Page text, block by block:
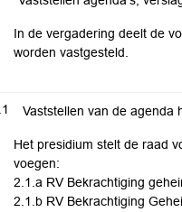
In de vergadering deelt de
worden vastgesteld.
Vaststellen van de agenda
Het presidium stelt de raad
voegen:
2.1.a RV Bekrachtiging
2.1.b RV Bekrachtiging